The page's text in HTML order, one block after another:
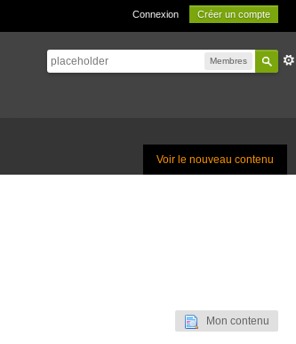
Connexion Créer un compte
Membres
Voir le nouveau contenu
Mon contenu